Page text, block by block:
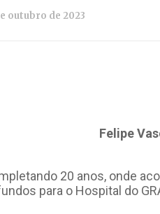
outubro de 2023
Felipe
20 anos, onde
para o Hospital do